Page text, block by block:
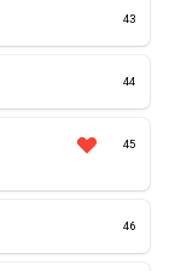
43
44
45
46